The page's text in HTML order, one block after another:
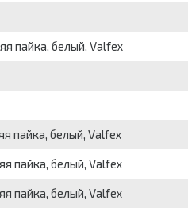
пайка, белый, Valfex
пайка, белый, Valfex
пайка, белый, Valfex
пайка, белый, Valfex